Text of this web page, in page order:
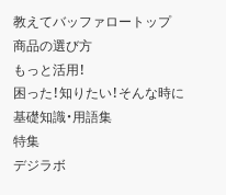
教えてバッファロートップ
商品の選び方
もっと活用！
困った！知りたい！そんな時に
基礎知識・用語集
特集
デジラボ